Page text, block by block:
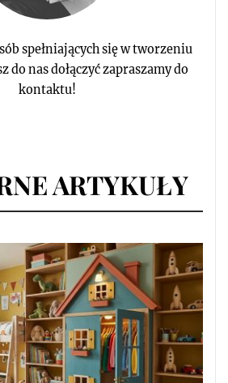
spełniających się w tworzeniu
do nas dołączyć zapraszamy do
kontaktu!
ARTYKUŁY